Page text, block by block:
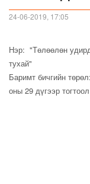
24-06-2019, 17:05
Нэр: "Төлөөлөн
тухай"
Баримт бичгийн
оны 29 дүгээр тогтоол